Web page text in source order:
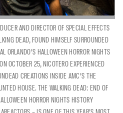
AND DIRECTOR OF SPECIAL EFFECTS
DEAD, FOUND HIMSELF SURROUNDED
ORLANDO’S HALLOWEEN HORROR NIGHTS
OCTOBER 25, NICOTERO EXPERIENCED
CREATIONS INSIDE AMC’S THE
HOUSE. THE WALKING DEAD: END OF
HORROR NIGHTS HISTORY